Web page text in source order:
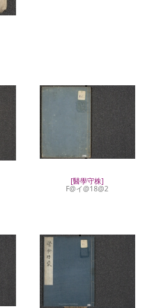
[醫學守株]
F@イ@18@2